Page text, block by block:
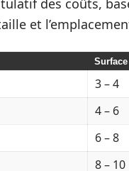
et
Surface
3 – 4
4 – 6
6 – 8
8 – 10